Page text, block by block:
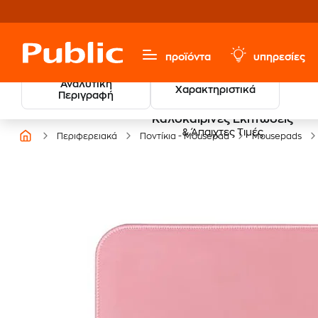
προϊόντα υπηρεσίες
Αναλυτική
Περιγραφή
Χαρακτηριστικά
Καλοκαιρινές Εκπτώσεις
& Άπαιχτες Τιμές
Περιφερειακά Ποντίκια - Mousepad Mousepads